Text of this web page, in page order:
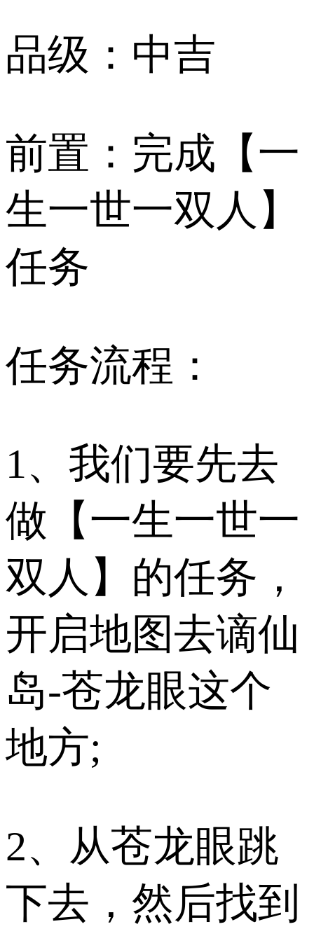
品级：中吉
前置：完成【一
生一世一双人】
任务
任务流程：
1、我们要先去
做【一生一世一
双人】的任务，
开启地图去谪仙
岛-苍龙眼这个
地方;
2、从苍龙眼跳
下去，然后找到